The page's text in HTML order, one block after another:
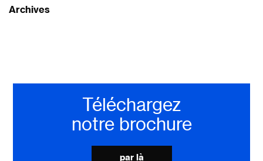
Archives
Téléchargez
notre brochure
par là